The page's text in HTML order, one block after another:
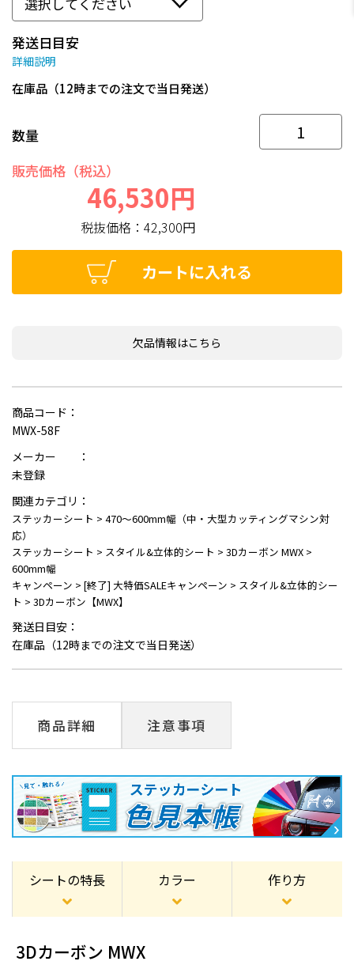
発送日目安
詳細説明
在庫品（12時までの注文で当日発送）
数量
販売価格（税込）
46,530円
税抜価格：42,300円
カートに入れる
欠品情報はこちら
商品コード：
MWX-58F
メーカー ：
未登録
関連カテゴリ：
ステッカーシート > 470～600mm幅（中・大型カッティングマシン対
応）
ステッカーシート > スタイル&立体的シート > 3Dカーボン MWX >
600mm幅
キャンペーン > [終了] 大特価SALEキャンペーン > スタイル&立体的シー
ト > 3Dカーボン【MWX】
発送日目安：
在庫品（12時までの注文で当日発送）
商品詳細 注意事項
シートの特長 カラー 作り方
3Dカーボン MWX